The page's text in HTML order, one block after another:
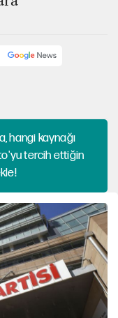
hangi kaynağı
tercih ettiğin